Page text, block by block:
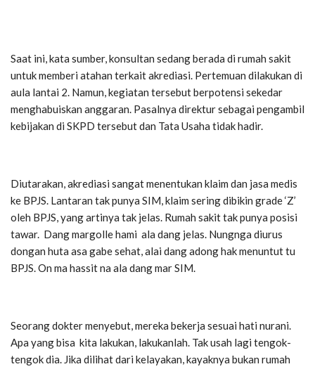
Saat ini, kata sumber, konsultan sedang berada di rumah sakit
untuk memberi atahan terkait akrediasi. Pertemuan dilakukan di
aula lantai 2. Namun, kegiatan tersebut berpotensi sekedar
menghabuiskan anggaran. Pasalnya direktur sebagai pengambil
kebijakan di SKPD tersebut dan Tata Usaha tidak hadir.
Diutarakan, akrediasi sangat menentukan klaim dan jasa medis
ke BPJS. Lantaran tak punya SIM, klaim sering dibikin grade ‘Z’
oleh BPJS, yang artinya tak jelas. Rumah sakit tak punya posisi
tawar. Dang margolle hami ala dang jelas. Nungnga diurus
dongan huta asa gabe sehat, alai dang adong hak menuntut tu
BPJS. On ma hassit na ala dang mar SIM.
Seorang dokter menyebut, mereka bekerja sesuai hati nurani.
Apa yang bisa kita lakukan, lakukanlah. Tak usah lagi tengok-
tengok dia. Jika dilihat dari kelayakan, kayaknya bukan rumah